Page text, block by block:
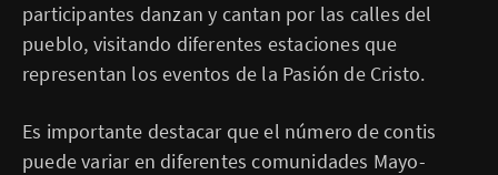
participantes danzan y cantan por las calles del
pueblo, visitando diferentes estaciones que
representan los eventos de la Pasión de Cristo.
Es importante destacar que el número de contis
puede variar en diferentes comunidades Mayo-